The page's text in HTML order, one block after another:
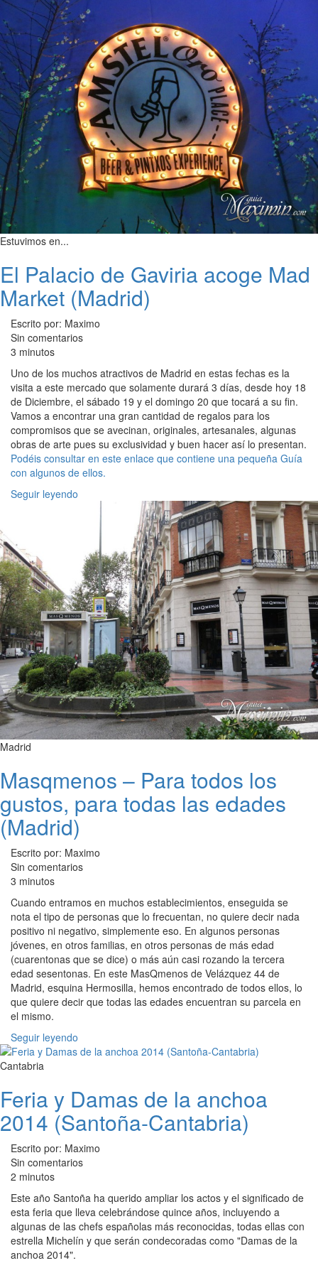
Estuvimos en...
El Palacio de Gaviria acoge Mad
Market (Madrid)
Escrito por: Maximo
Sin comentarios
3 minutos
Uno de los muchos atractivos de Madrid en estas fechas es la
visita a este mercado que solamente durará 3 días, desde hoy 18
de Diciembre, el sábado 19 y el domingo 20 que tocará a su fin.
Vamos a encontrar una gran cantidad de regalos para los
compromisos que se avecinan, originales, artesanales, algunas
obras de arte pues su exclusividad y buen hacer así lo presentan.
Podéis consultar en este enlace que contiene una pequeña Guía
con algunos de ellos.
Seguir leyendo
Madrid
Masqmenos – Para todos los
gustos, para todas las edades
(Madrid)
Escrito por: Maximo
Sin comentarios
3 minutos
Cuando entramos en muchos establecimientos, enseguida se
nota el tipo de personas que lo frecuentan, no quiere decir nada
positivo ni negativo, simplemente eso. En algunos personas
jóvenes, en otros familias, en otros personas de más edad
(cuarentonas que se dice) o más aún casi rozando la tercera
edad sesentonas. En este MasQmenos de Velázquez 44 de
Madrid, esquina Hermosilla, hemos encontrado de todos ellos, lo
que quiere decir que todas las edades encuentran su parcela en
el mismo.
Seguir leyendo
Cantabria
Feria y Damas de la anchoa
2014 (Santoña-Cantabria)
Escrito por: Maximo
Sin comentarios
2 minutos
Este año Santoña ha querido ampliar los actos y el significado de
esta feria que lleva celebrándose quince años, incluyendo a
algunas de las chefs españolas más reconocidas, todas ellas con
estrella Michelín y que serán condecoradas como "Damas de la
anchoa 2014".